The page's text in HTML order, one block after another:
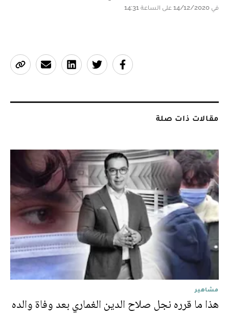
في 14/12/2020 على الساعة 14:31
مقالات ذات صلة
مشاهير
هذا ما قرره نجل صلاح الدين الغماري بعد وفاة والده